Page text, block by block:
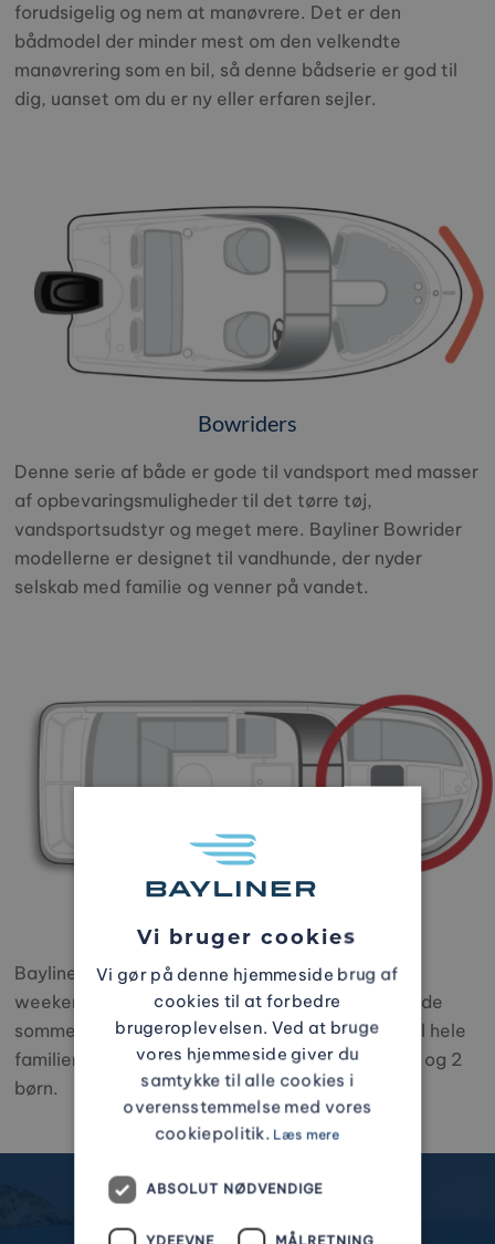
forudsigelig og nem at manøvrere. Det er den
bådmodel der minder mest om den velkendte
manøvrering som en bil, så denne bådserie er god til
dig, uanset om du er ny eller erfaren sejler.
Bowriders
Denne serie af både er gode til vandsport med masser
af opbevaringsmuligheder til det tørre tøj,
vandsportsudstyr og meget mere. Bayliner Bowrider
modellerne er designet til vandhunde, der nyder
selskab med familie og venner på vandet.
Bayliner Overnighter er den perfekte båd til
weekendture og som kan fungere som dit flydende
sommerhus. I overnight-serien finder du både til hele
familien, med sovepladser til minimum 2 voksne og 2
børn.
Vi bruger cookies
Vi gør på denne hjemmeside brug af
cookies til at forbedre
brugeroplevelsen. Ved at bruge
vores hjemmeside giver du
samtykke til alle cookies i
overensstemmelse med vores
cookiepolitik. Læs mere
ABSOLUT NØDVENDIGE
YDEEVNE MÅLRETNING